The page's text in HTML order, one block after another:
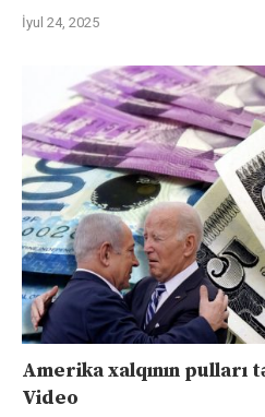
İyul 24, 2025
Amerika xalqının pulları
Video